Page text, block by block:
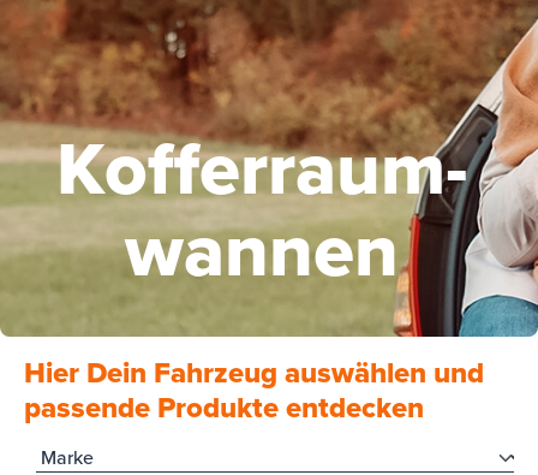
Koffer­raum­
wannen
Hier Dein Fahrzeug auswählen und
passende Produkte entdecken